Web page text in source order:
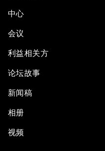
中心
会议
利益相关方
论坛故事
新闻稿
相册
视频